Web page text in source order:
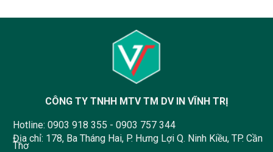
CÔNG TY TNHH MTV TM DV IN VĨNH TRỊ
Hotline: 0903 918 355 - 0903 757 344
Địa chỉ: 178, Ba Tháng Hai, P. Hưng Lợi Q. Ninh Kiều, TP. Cần
Thơ